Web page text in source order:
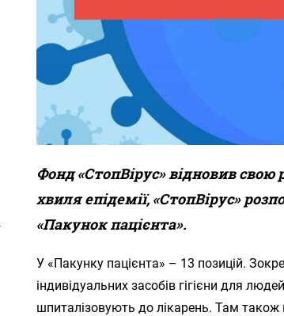
Фонд «СтопВірус» відновив свою
хвиля епідемії, «СтопВірус»
«Пакунок пацієнта».
У «Пакунку пацієнта» – 13 позицій.
індивідуальних засобів гігієни для
шпиталізовують до лікарень. Там також